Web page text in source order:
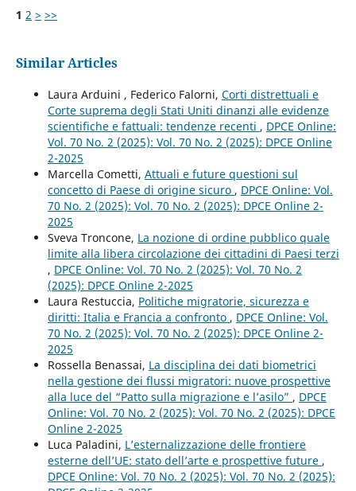
1 2 > >>
Similar Articles
Laura Arduini , Federico Falorni, Corti distrettuali e
Corte suprema degli Stati Uniti dinanzi alle evidenze
scientifiche e fattuali: tendenze recenti , DPCE Online:
Vol. 70 No. 2 (2025): Vol. 70 No. 2 (2025): DPCE Online
2-2025
Marcella Cometti, Attuali e future questioni sul
concetto di Paese di origine sicuro , DPCE Online: Vol.
70 No. 2 (2025): Vol. 70 No. 2 (2025): DPCE Online 2-
2025
Sveva Troncone, La nozione di ordine pubblico quale
limite alla libera circolazione dei cittadini di Paesi terzi
, DPCE Online: Vol. 70 No. 2 (2025): Vol. 70 No. 2
(2025): DPCE Online 2-2025
Laura Restuccia, Politiche migratorie, sicurezza e
diritti: Italia e Francia a confronto , DPCE Online: Vol.
70 No. 2 (2025): Vol. 70 No. 2 (2025): DPCE Online 2-
2025
Rossella Benassai, La disciplina dei dati biometrici
nella gestione dei flussi migratori: nuove prospettive
alla luce del “Patto sulla migrazione e l’asilo” , DPCE
Online: Vol. 70 No. 2 (2025): Vol. 70 No. 2 (2025): DPCE
Online 2-2025
Luca Paladini, L’esternalizzazione delle frontiere
esterne dell’UE: stato dell’arte e prospettive future ,
DPCE Online: Vol. 70 No. 2 (2025): Vol. 70 No. 2 (2025):